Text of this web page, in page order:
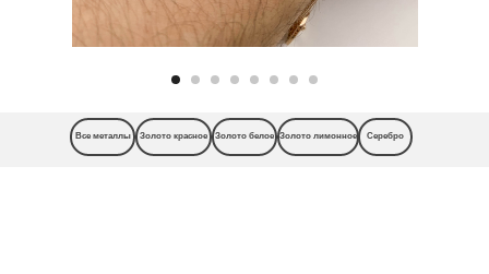
Все металлы Золото красное Золото белое Серебро
Золото лимонное